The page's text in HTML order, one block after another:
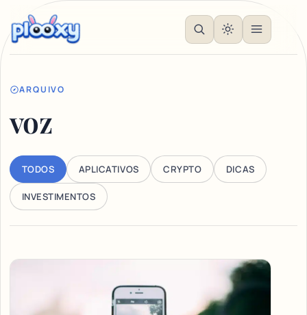
ARQUIVO
voz
TODOS APLICATIVOS CRYPTO DICAS
INVESTIMENTOS
Articles